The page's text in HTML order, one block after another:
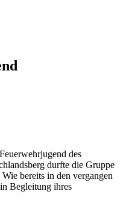
des
durfte die Gruppe
bereits in den vergangen
Begleitung ihres